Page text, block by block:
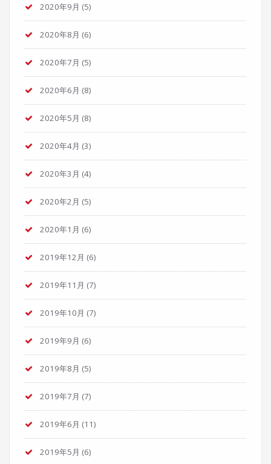
2020年9月 (5)
2020年8月 (6)
2020年7月 (5)
2020年6月 (8)
2020年5月 (8)
2020年4月 (3)
2020年3月 (4)
2020年2月 (5)
2020年1月 (6)
2019年12月 (6)
2019年11月 (7)
2019年10月 (7)
2019年9月 (6)
2019年8月 (5)
2019年7月 (7)
2019年6月 (11)
2019年5月 (6)